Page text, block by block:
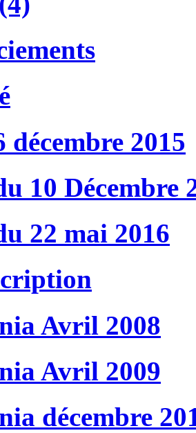
décembre 2015
10 Décembre
22 mai 2016
Avril 2008
Avril 2009
décembre